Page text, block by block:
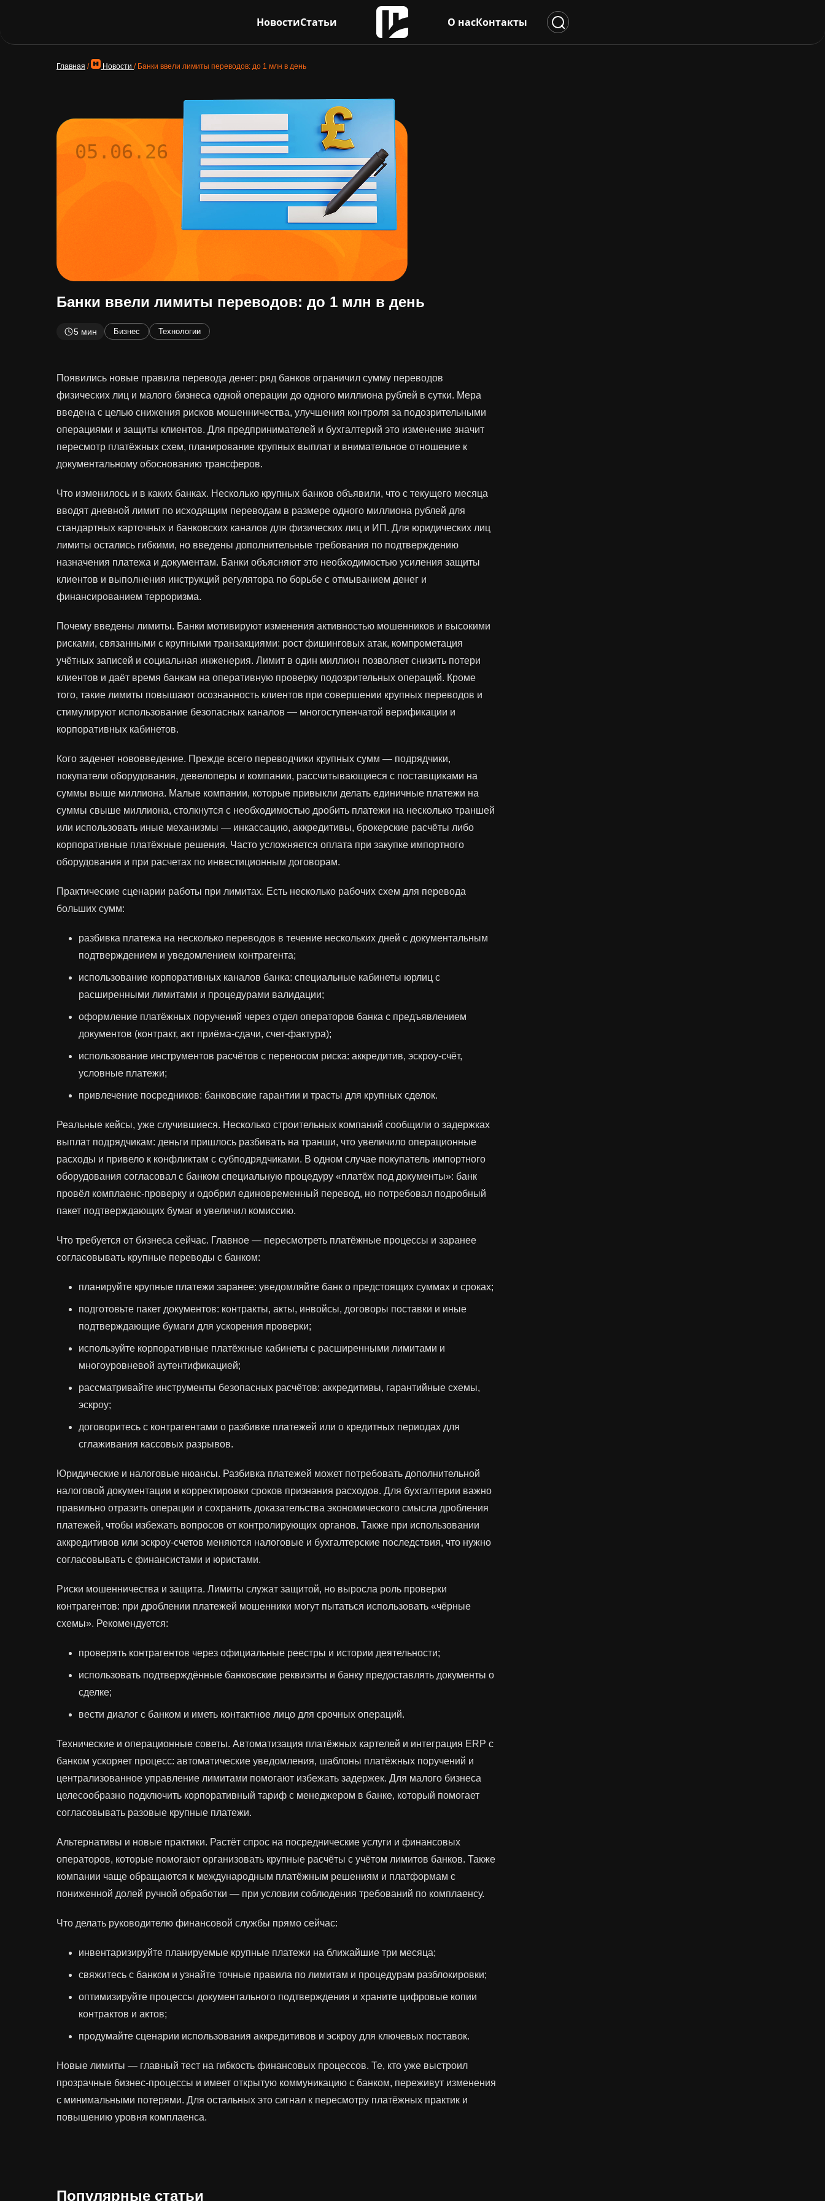
НовостиСтатьи О насКонтакты
Главная / Новости / Банки ввели лимиты переводов: до 1 млн в день
05.06.26
Банки ввели лимиты переводов: до 1 млн в день
5 мин Бизнес Технологии
Появились новые правила перевода денег: ряд банков ограничил сумму переводов
физических лиц и малого бизнеса одной операции до одного миллиона рублей в сутки. Мера
введена с целью снижения рисков мошенничества, улучшения контроля за подозрительными
операциями и защиты клиентов. Для предпринимателей и бухгалтерий это изменение значит
пересмотр платёжных схем, планирование крупных выплат и внимательное отношение к
документальному обоснованию трансферов.
Что изменилось и в каких банках. Несколько крупных банков объявили, что с текущего месяца
вводят дневной лимит по исходящим переводам в размере одного миллиона рублей для
стандартных карточных и банковских каналов для физических лиц и ИП. Для юридических лиц
лимиты остались гибкими, но введены дополнительные требования по подтверждению
назначения платежа и документам. Банки объясняют это необходимостью усиления защиты
клиентов и выполнения инструкций регулятора по борьбе с отмыванием денег и
финансированием терроризма.
Почему введены лимиты. Банки мотивируют изменения активностью мошенников и высокими
рисками, связанными с крупными транзакциями: рост фишинговых атак, компрометация
учётных записей и социальная инженерия. Лимит в один миллион позволяет снизить потери
клиентов и даёт время банкам на оперативную проверку подозрительных операций. Кроме
того, такие лимиты повышают осознанность клиентов при совершении крупных переводов и
стимулируют использование безопасных каналов — многоступенчатой верификации и
корпоративных кабинетов.
Кого заденет нововведение. Прежде всего переводчики крупных сумм — подрядчики,
покупатели оборудования, девелоперы и компании, рассчитывающиеся с поставщиками на
суммы выше миллиона. Малые компании, которые привыкли делать единичные платежи на
суммы свыше миллиона, столкнутся с необходимостью дробить платежи на несколько траншей
или использовать иные механизмы — инкассацию, аккредитивы, брокерские расчёты либо
корпоративные платёжные решения. Часто усложняется оплата при закупке импортного
оборудования и при расчетах по инвестиционным договорам.
Практические сценарии работы при лимитах. Есть несколько рабочих схем для перевода
больших сумм:
разбивка платежа на несколько переводов в течение нескольких дней с документальным
подтверждением и уведомлением контрагента;
использование корпоративных каналов банка: специальные кабинеты юрлиц с
расширенными лимитами и процедурами валидации;
оформление платёжных поручений через отдел операторов банка с предъявлением
документов (контракт, акт приёма‑сдачи, счет‑фактура);
использование инструментов расчётов с переносом риска: аккредитив, эскроу‑счёт,
условные платежи;
привлечение посредников: банковские гарантии и трасты для крупных сделок.
Реальные кейсы, уже случившиеся. Несколько строительных компаний сообщили о задержках
выплат подрядчикам: деньги пришлось разбивать на транши, что увеличило операционные
расходы и привело к конфликтам с субподрядчиками. В одном случае покупатель импортного
оборудования согласовал с банком специальную процедуру «платёж под документы»: банк
провёл комплаенс‑проверку и одобрил единовременный перевод, но потребовал подробный
пакет подтверждающих бумаг и увеличил комиссию.
Что требуется от бизнеса сейчас. Главное — пересмотреть платёжные процессы и заранее
согласовывать крупные переводы с банком:
планируйте крупные платежи заранее: уведомляйте банк о предстоящих суммах и сроках;
подготовьте пакет документов: контракты, акты, инвойсы, договоры поставки и иные
подтверждающие бумаги для ускорения проверки;
используйте корпоративные платёжные кабинеты с расширенными лимитами и
многоуровневой аутентификацией;
рассматривайте инструменты безопасных расчётов: аккредитивы, гарантийные схемы,
эскроу;
договоритесь с контрагентами о разбивке платежей или о кредитных периодах для
сглаживания кассовых разрывов.
Юридические и налоговые нюансы. Разбивка платежей может потребовать дополнительной
налоговой документации и корректировки сроков признания расходов. Для бухгалтерии важно
правильно отразить операции и сохранить доказательства экономического смысла дробления
платежей, чтобы избежать вопросов от контролирующих органов. Также при использовании
аккредитивов или эскроу‑счетов меняются налоговые и бухгалтерские последствия, что нужно
согласовывать с финансистами и юристами.
Риски мошенничества и защита. Лимиты служат защитой, но выросла роль проверки
контрагентов: при дроблении платежей мошенники могут пытаться использовать «чёрные
схемы». Рекомендуется:
проверять контрагентов через официальные реестры и истории деятельности;
использовать подтверждённые банковские реквизиты и банку предоставлять документы о
сделке;
вести диалог с банком и иметь контактное лицо для срочных операций.
Технические и операционные советы. Автоматизация платёжных картелей и интеграция ERP с
банком ускоряет процесс: автоматические уведомления, шаблоны платёжных поручений и
централизованное управление лимитами помогают избежать задержек. Для малого бизнеса
целесообразно подключить корпоративный тариф с менеджером в банке, который помогает
согласовывать разовые крупные платежи.
Альтернативы и новые практики. Растёт спрос на посреднические услуги и финансовых
операторов, которые помогают организовать крупные расчёты с учётом лимитов банков. Также
компании чаще обращаются к международным платёжным решениям и платформам с
пониженной долей ручной обработки — при условии соблюдения требований по комплаенсу.
Что делать руководителю финансовой службы прямо сейчас:
инвентаризируйте планируемые крупные платежи на ближайшие три месяца;
свяжитесь с банком и узнайте точные правила по лимитам и процедурам разблокировки;
оптимизируйте процессы документального подтверждения и храните цифровые копии
контрактов и актов;
продумайте сценарии использования аккредитивов и эскроу для ключевых поставок.
Новые лимиты — главный тест на гибкость финансовых процессов. Те, кто уже выстроил
прозрачные бизнес‑процессы и имеет открытую коммуникацию с банком, переживут изменения
с минимальными потерями. Для остальных это сигнал к пересмотру платёжных практик и
повышению уровня комплаенса.
Популярные статьи